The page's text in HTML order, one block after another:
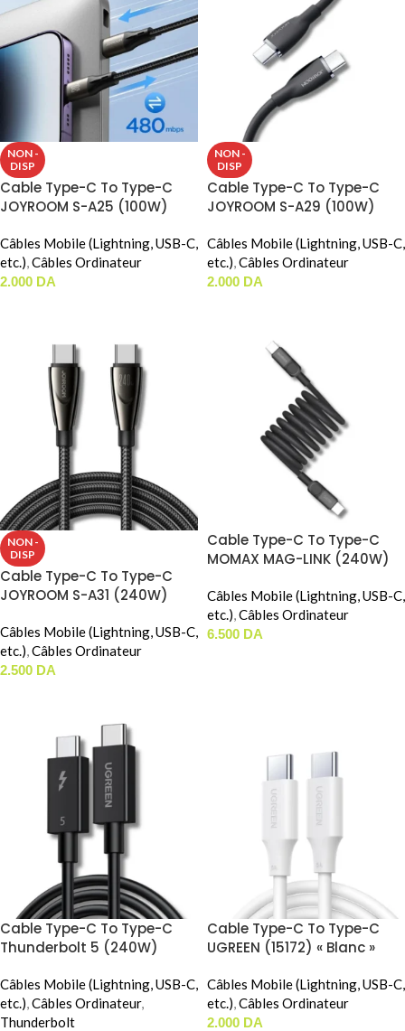
NON -
DISP
Cable Type-C To Type-C
JOYROOM S-A25 (100W)
Câbles Mobile (Lightning, USB-C,
etc.),Câbles Ordinateur
2.000 DA
NON -
DISP
Cable Type-C To Type-C
JOYROOM S-A29 (100W)
Câbles Mobile (Lightning, USB-C,
etc.),Câbles Ordinateur
2.000 DA
NON -
DISP
Cable Type-C To Type-C
JOYROOM S-A31 (240W)
Câbles Mobile (Lightning, USB-C,
etc.),Câbles Ordinateur
2.500 DA
Cable Type-C To Type-C
MOMAX MAG-LINK (240W)
Câbles Mobile (Lightning, USB-C,
etc.),Câbles Ordinateur
6.500 DA
Cable Type-C To Type-C
Thunderbolt 5 (240W)
Câbles Mobile (Lightning, USB-C,
etc.),Câbles Ordinateur,
Thunderbolt
Cable Type-C To Type-C
UGREEN (15172) « Blanc »
Câbles Mobile (Lightning, USB-C,
etc.),Câbles Ordinateur
2.000 DA